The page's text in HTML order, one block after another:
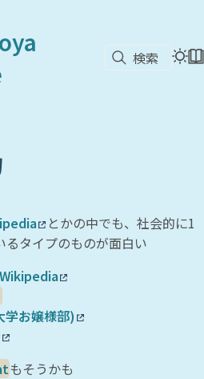
検索
とかの中でも、社会的に1
るタイプのものが面白い
学お嬢様部)
もそうかも